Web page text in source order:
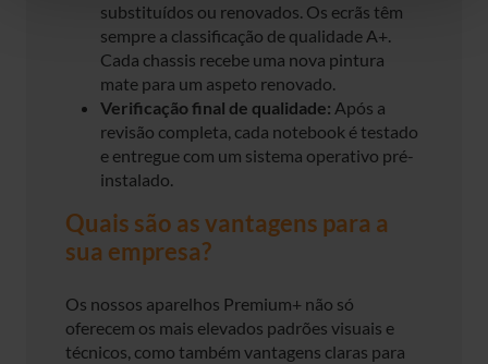
substituídos ou renovados. Os ecrãs têm
sempre a classificação de qualidade A+.
Cada chassis recebe uma nova pintura
mate para um aspeto renovado.
Verificação final de qualidade: Após a
revisão completa, cada notebook é testado
e entregue com um sistema operativo pré-
instalado.
Quais são as vantagens para a
sua empresa?
Os nossos aparelhos Premium+ não só
oferecem os mais elevados padrões visuais e
técnicos, como também vantagens claras para